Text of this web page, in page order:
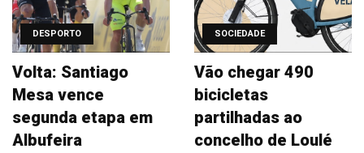
DESPORTO
Volta: Santiago
Mesa vence
segunda etapa em
Albufeira
SOCIEDADE
Vão chegar 490
bicicletas
partilhadas ao
concelho de Loulé